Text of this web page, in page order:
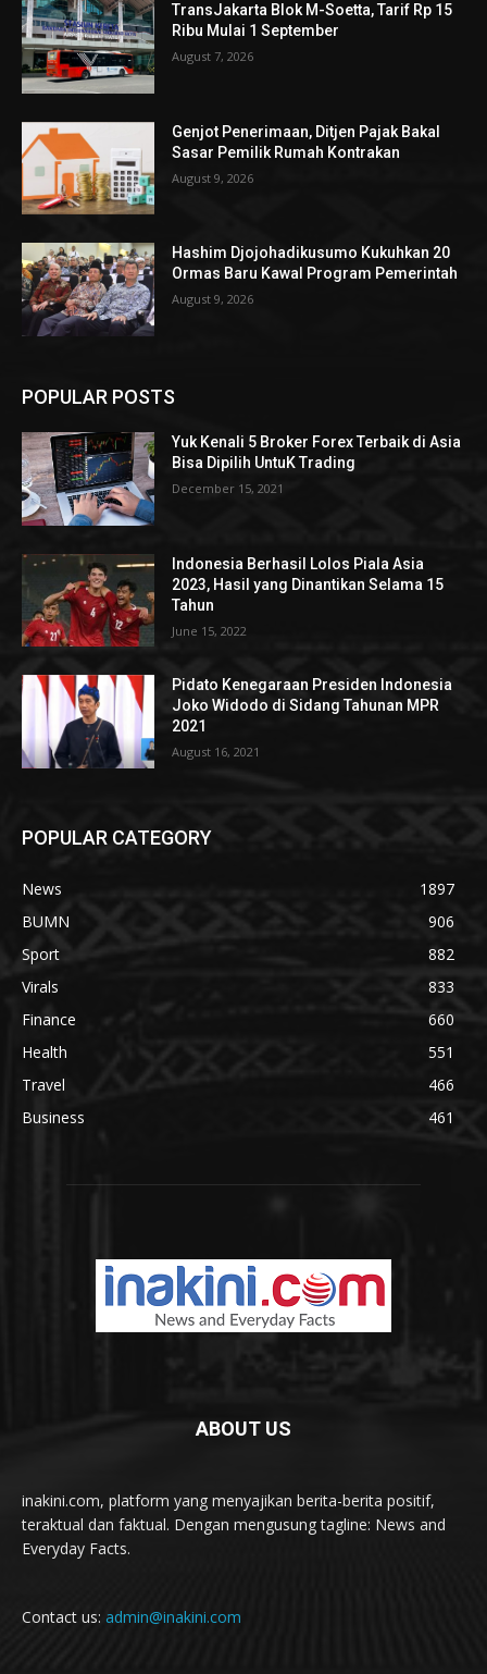
TransJakarta Blok M-Soetta, Tarif Rp 15
Ribu Mulai 1 September
August 7, 2026
Genjot Penerimaan, Ditjen Pajak Bakal
Sasar Pemilik Rumah Kontrakan
August 9, 2026
Hashim Djojohadikusumo Kukuhkan 20
Ormas Baru Kawal Program Pemerintah
August 9, 2026
POPULAR POSTS
Yuk Kenali 5 Broker Forex Terbaik di Asia
Bisa Dipilih UntuK Trading
December 15, 2021
Indonesia Berhasil Lolos Piala Asia
2023, Hasil yang Dinantikan Selama 15
Tahun
June 15, 2022
Pidato Kenegaraan Presiden Indonesia
Joko Widodo di Sidang Tahunan MPR
2021
August 16, 2021
POPULAR CATEGORY
News
1897
BUMN
906
Sport
882
Virals
833
Finance
660
Health
551
Travel
466
Business
461
ABOUT US
inakini.com, platform yang menyajikan berita-berita positif,
teraktual dan faktual. Dengan mengusung tagline: News and
Everyday Facts.
Contact us: admin@inakini.com